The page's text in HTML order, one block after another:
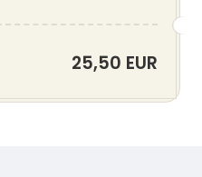
25,50 EUR